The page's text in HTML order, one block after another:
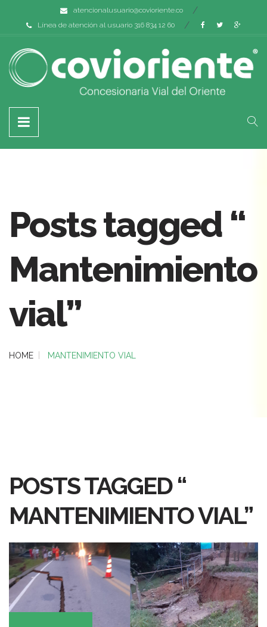
atencionalusuario@covioriente.co
Línea de atención al usuario 316 834 12 60
Posts tagged “
Mantenimiento
vial”
HOME MANTENIMIENTO VIAL
POSTS TAGGED “
MANTENIMIENTO VIAL”